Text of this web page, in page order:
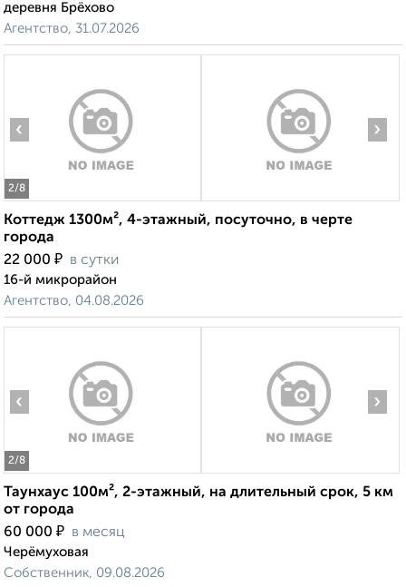
деревня Брёхово
Агентство, 31.07.2026
2/8
‹ ›
Коттедж 1300м², 4-этажный, посуточно, в черте
города
22 000 ₽ в сутки
16-й микрорайон
Агентство, 04.08.2026
2/8
‹ ›
Таунхаус 100м², 2-этажный, на длительный срок, 5 км
от города
60 000 ₽ в месяц
Черёмуховая
Собственник, 09.08.2026